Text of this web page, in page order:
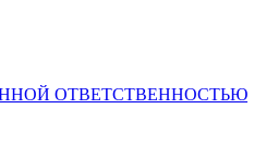
ОТВЕТСТВЕННОСТЬЮ